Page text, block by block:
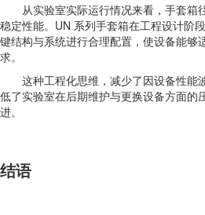
从实验室实际运行情况来看，手套箱
稳定性能。UN 系列手套箱在工程设计阶
键结构与系统进行合理配置，使设备能够
求。
这种工程化思维，减少了因设备性能
低了实验室在后期维护与更换设备方面的
进。
结语